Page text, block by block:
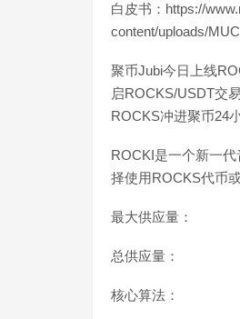
白皮书：https://
content/uploads/
聚币Jubi今日上线
启ROCKS/USDT交
ROCKS冲进聚币24
ROCKI是一个新一
择使用ROCKS代币
最大供应量：
总供应量：
核心算法：